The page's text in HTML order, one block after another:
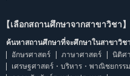
【เลือกสถานศึกษาจากสาขาวิชา】
ค้นหาสถานศึกษาที่จะศึกษาในสาขาวิช
อักษรศาสตร์
ภาษาศาสตร์
นิติศ
เศรษฐศาสตร์・บริหาร・พาณิชยกรร